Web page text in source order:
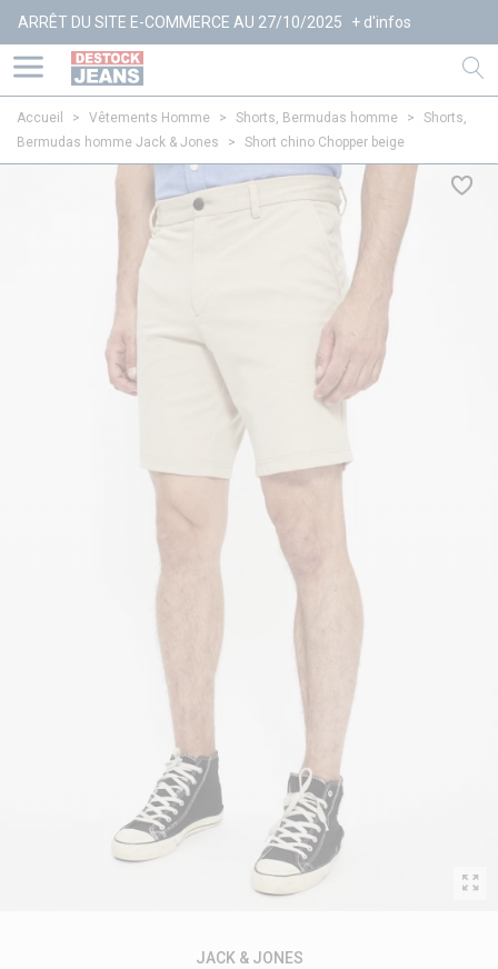
DU SITE E-COMMERCE AU 27/10/2025 + d'infos
Accueil > Vêtements Homme > Shorts, Bermudas homme >
Shorts,
Bermudas homme Jack & Jones
> Short chino Chopper beige
JACK & JONES